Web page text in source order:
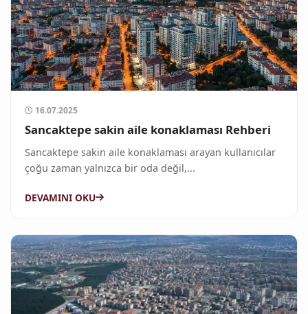
16.07.2025
Sancaktepe sakin aile konaklaması Rehberi
Sancaktepe sakin aile konaklaması arayan kullanıcılar
çoğu zaman yalnızca bir oda değil,...
DEVAMINI OKU